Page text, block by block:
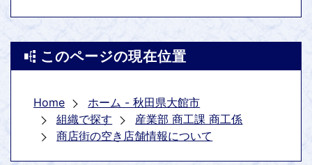
このページの現在位置
Home
ホーム - 秋田県大館市
組織で探す
産業部 商工課 商工係
商店街の空き店舗情報について